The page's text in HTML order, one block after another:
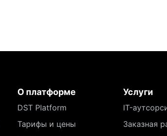
О платформе
DST Platform
Тарифы и цены
Услуги
IT-
Заказная